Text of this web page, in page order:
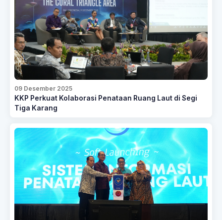
09 Desember 2025
KKP Perkuat Kolaborasi Penataan Ruang Laut di Segi
Tiga Karang